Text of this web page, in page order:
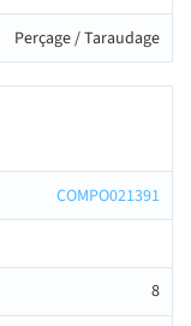
Perçage / Taraudage
COMPO021391
8